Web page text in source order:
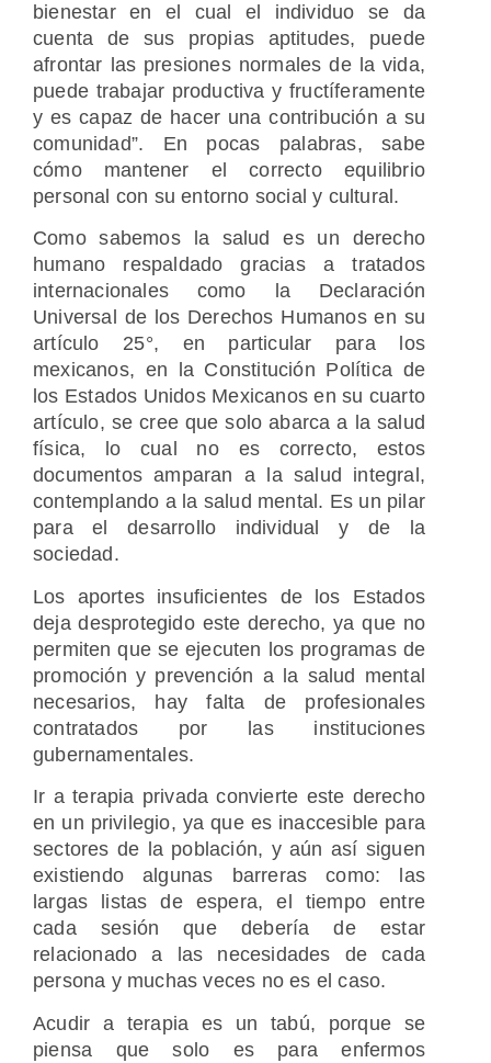
bienestar en el cual el individuo se da
cuenta de sus propias aptitudes, puede
afrontar las presiones normales de la vida,
puede trabajar productiva y fructíferamente
y es capaz de hacer una contribución a su
comunidad”. En pocas palabras, sabe
cómo mantener el correcto equilibrio
personal con su entorno social y cultural.
Como sabemos la salud es un derecho
humano respaldado gracias a tratados
internacionales como la Declaración
Universal de los Derechos Humanos en su
artículo 25°, en particular para los
mexicanos, en la Constitución Política de
los Estados Unidos Mexicanos en su cuarto
artículo, se cree que solo abarca a la salud
física, lo cual no es correcto, estos
documentos amparan a la salud integral,
contemplando a la salud mental. Es un pilar
para el desarrollo individual y de la
sociedad.
Los aportes insuficientes de los Estados
deja desprotegido este derecho, ya que no
permiten que se ejecuten los programas de
promoción y prevención a la salud mental
necesarios, hay falta de profesionales
contratados por las instituciones
gubernamentales.
Ir a terapia privada convierte este derecho
en un privilegio, ya que es inaccesible para
sectores de la población, y aún así siguen
existiendo algunas barreras como: las
largas listas de espera, el tiempo entre
cada sesión que debería de estar
relacionado a las necesidades de cada
persona y muchas veces no es el caso.
Acudir a terapia es un tabú, porque se
piensa que solo es para enfermos